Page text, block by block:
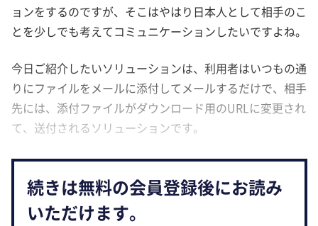
ョンをするのですが、そこはやはり日本人として相手のこ
とを少しでも考えてコミュニケーションしたいですよね。
今日ご紹介したいソリューションは、利用者はいつもの通
りにファイルをメールに添付してメールするだけで、相手
先には、添付ファイルがダウンロード用のURLに変更され
て、送付されるソリューションです。
続きは無料の会員登録後にお読み
いただけます。